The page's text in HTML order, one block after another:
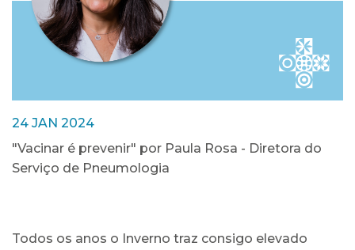
24 JAN 2024
"Vacinar é prevenir" por Paula Rosa - Diretora do
Serviço de Pneumologia
Todos os anos o Inverno traz consigo elevado